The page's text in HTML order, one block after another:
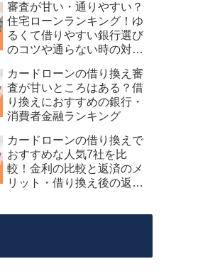
審査が甘い・通りやすい？
住宅ローンランキング！ゆ
るくて借りやすい銀行選び
のコツや通らない時の対策
カードローンの借り換え審
査が甘いところはある？借
り換えにおすすめの銀行・
消費者金融ランキング
カードローンの借り換えで
おすすめな人気7社を比
較！金利の比較と返済のメ
リット・借り換え後の返済